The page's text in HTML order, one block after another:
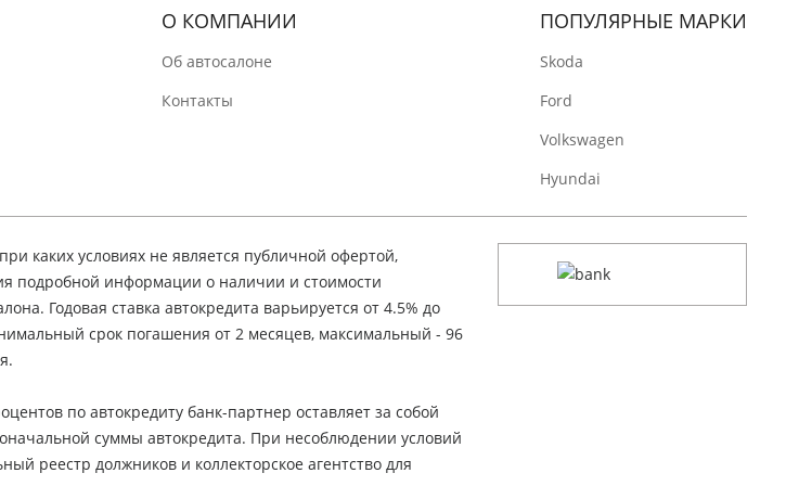
О КОМПАНИИ
Об автосалоне
Контакты
ПОПУЛЯРНЫЕ МАРКИ
Skoda
Ford
Volkswagen
Hyundai
каких условиях не является публичной офертой,
подробной информации о наличии и стоимости
Годовая ставка автокредита варьируется от 4.5% до
срок погашения от 2 месяцев, максимальный - 96
по автокредиту банк-партнер оставляет за собой
суммы автокредита. При несоблюдении условий
реестр должников и коллекторское агентство для